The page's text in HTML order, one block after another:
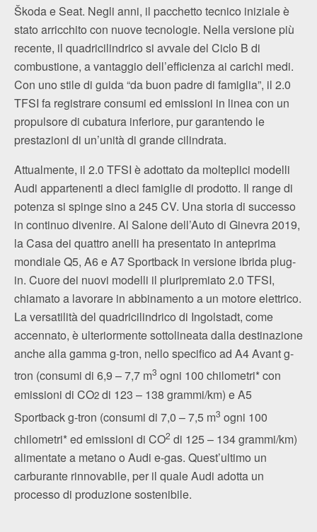
Škoda e Seat. Negli anni, il pacchetto tecnico iniziale è
stato arricchito con nuove tecnologie. Nella versione più
recente, il quadricilindrico si avvale del Ciclo B di
combustione, a vantaggio dell’efficienza ai carichi medi.
Con uno stile di guida “da buon padre di famiglia”, il 2.0
TFSI fa registrare consumi ed emissioni in linea con un
propulsore di cubatura inferiore, pur garantendo le
prestazioni di un’unità di grande cilindrata.
Attualmente, il 2.0 TFSI è adottato da molteplici modelli
Audi appartenenti a dieci famiglie di prodotto. Il range di
potenza si spinge sino a 245 CV. Una storia di successo
in continuo divenire. Al Salone dell’Auto di Ginevra 2019,
la Casa dei quattro anelli ha presentato in anteprima
mondiale Q5, A6 e A7 Sportback in versione ibrida plug-
in. Cuore dei nuovi modelli il pluripremiato 2.0 TFSI,
chiamato a lavorare in abbinamento a un motore elettrico.
La versatilità del quadricilindrico di Ingolstadt, come
accennato, è ulteriormente sottolineata dalla destinazione
anche alla gamma g-tron, nello specifico ad A4 Avant g-
tron (consumi di 6,9 – 7,7 m3 ogni 100 chilometri* con
emissioni di CO2 di 123 – 138 grammi/km) e A5
Sportback g-tron (consumi di 7,0 – 7,5 m3 ogni 100
chilometri* ed emissioni di CO2 di 125 – 134 grammi/km)
alimentate a metano o Audi e-gas. Quest’ultimo un
carburante rinnovabile, per il quale Audi adotta un
processo di produzione sostenibile.